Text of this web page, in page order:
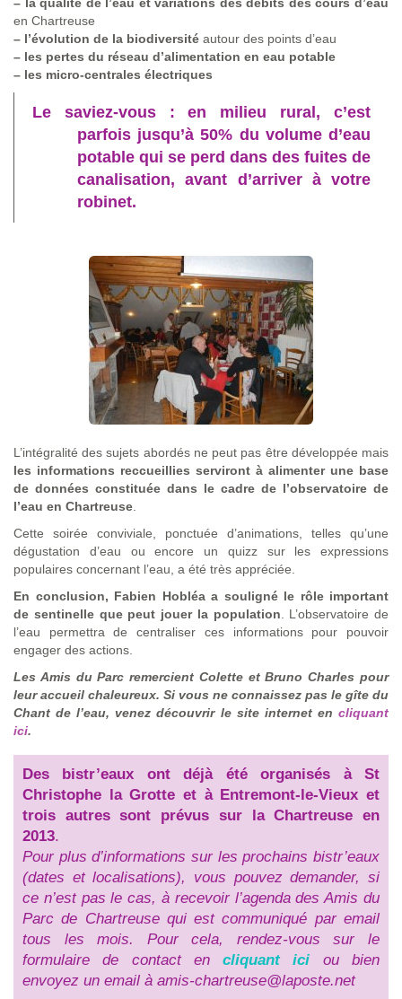
– la qualité de l’eau et variations des débits des cours d’eau
en Chartreuse
– l’évolution de la biodiversité autour des points d’eau
– les pertes du réseau d’alimentation en eau potable
– les micro-centrales électriques
Le saviez-vous : en milieu rural, c’est
parfois jusqu’à 50% du volume d’eau
potable qui se perd dans des fuites de
canalisation, avant d’arriver à votre
robinet.
L’intégralité des sujets abordés ne peut pas être développée mais
les informations reccueillies serviront à alimenter une base
de données constituée dans le cadre de l’observatoire de
l’eau en Chartreuse
Cette soirée conviviale, ponctuée d’animations, telles qu’une
dégustation d’eau ou encore un quizz sur les expressions
populaires concernant l’eau, a été très appréciée.
En conclusion, Fabien Hobléa a souligné le rôle important
de sentinelle que peut jouer la population . L’observatoire de
l’eau permettra de centraliser ces informations pour pouvoir
engager des actions.
Les Amis du Parc remercient Colette et Bruno Charles pour
leur accueil chaleureux. Si vous ne connaissez pas le gîte du
Chant de l’eau, venez découvrir le site internet en cliquant
ici.
Des bistr’eaux ont déjà été organisés à St
Christophe la Grotte et à Entremont-le-Vieux et
trois autres sont prévus sur la Chartreuse en
2013.
Pour plus d’informations sur les prochains bistr’eaux
(dates et localisations), vous pouvez demander, si
ce n’est pas le cas, à recevoir l’agenda des Amis du
Parc de Chartreuse qui est communiqué par email
tous les mois. Pour cela, rendez-vous sur le
formulaire de contact encliquant ici ou bien
envoyez un email à amis-chartreuse@laposte.net